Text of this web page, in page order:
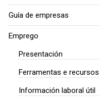
Guía de empresas
Emprego
Presentación
Ferramentas e recursos
Información laboral útil